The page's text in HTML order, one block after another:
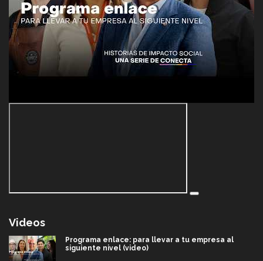
Videos
Programa enlace: para llevar a tu empresa al
siguiente nivel (video)